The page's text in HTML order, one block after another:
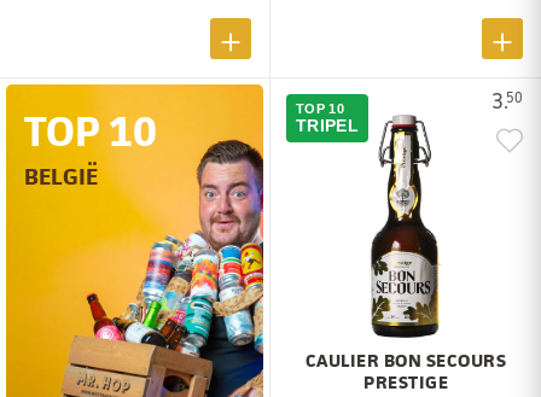
TOP 10
BELGIË
3.50
TOP 10
TRIPEL
CAULIER BON SECOURS
PRESTIGE